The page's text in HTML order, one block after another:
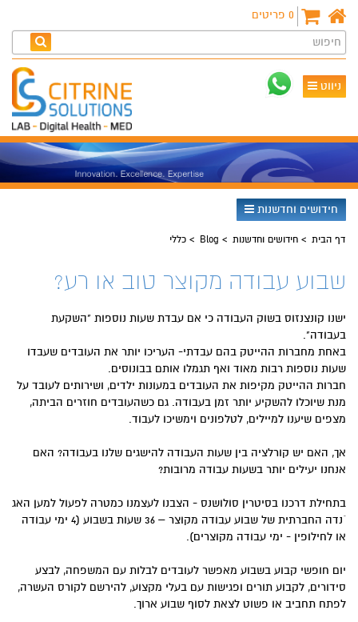
0 פריטים
חיפוש
ניווט
חידושים וחדשנות
דף הבית חידושים וחדשנות Blog כללי
שבוע עבודה מקוצר טוב או רע?
ישנו קונצנזוס בשוק העבודה כי אם עבדת שעות נוספות "השקעת
בעבודה".
באחת מחברות ההייטק בהם עבדתי- העריכו יותר את העובדים שעבדו
שעות נוספות רבות מאוד ואף תגמלו אותם בבונוסים.
חברות ההייטק מקיפות את העובדים במעונות ילדים, ושירותים לעובד על
מנת שיוכלו להשקיע יותר זמן בעבודה. גם כשהעובדים חוזרים הביתה,
מצפים שיענו למיילים, לטלפונים וימשיכו לעבוד.
אך, האם יש קורלציה בין שעות העבודה להישגים שלנו בעבודה? האם
אנחנו יעילים יותר בשעות עבודה מרובות?
בתחילת דרכנו בסיטרין סולושנס - הצבנו לעצמנו כמטרה לפעול למען האג
´נדה החברתית של שבוע עבודה מקוצר – 36 שעות בשבוע (4 ימי עבודה
או לחילופין - ימי עבודה מקוצרים).
יום חופשי קבוע בשבוע מאפשר לעובדים לבלות עם המשפחה, לבצע
סידורים, לקבוע תורים ופגישות עם בעלי מקצוע, להירשם לקורס העשרה,
לפתח תחביב או פשוט לצאת לסוף שבוע ארוך.